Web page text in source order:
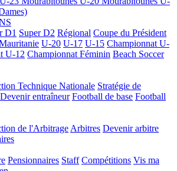
D1 Super D2 Régional Coupe du Président
U-20 U-17 U-15 Championnat U-
U-12 Championnat Féminin Beach Soccer
Technique Nationale Stratégie de
Devenir entraîneur Football de base Football
de l'Arbitrage Arbitres Devenir arbitre
Pensionnaires Staff Compétitions Vis ma